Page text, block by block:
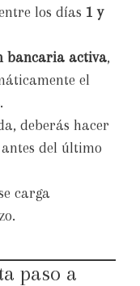
los días 1 y
bancaria activa,
el
.
deberás hacer
del último
carga
paso a